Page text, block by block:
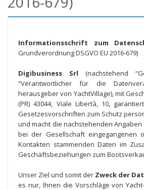
Informationsschrift zum
Grundverordnung DSGVO EU 2016-679)
Digibusiness Srl (nachstehend
“Verantwortlicher für die
herausgeber von YachtVillage), mit
(PR) 43044, Viale Libertà, 10,
Gesetzesvorschriften zum Schutz
und macht die nachstehenden
bei der Gesellschaft eingegangenen
Kontakten stammenden Daten im
Geschäftsbeziehungen zum
Unser Ziel und somit der Zweck der
es nur, Ihnen die Vorschläge von